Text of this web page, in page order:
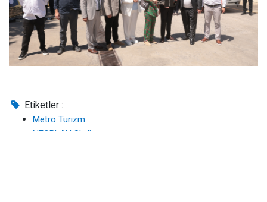
Etiketler :
Metro Turizm
NEOPLAN Skyliner